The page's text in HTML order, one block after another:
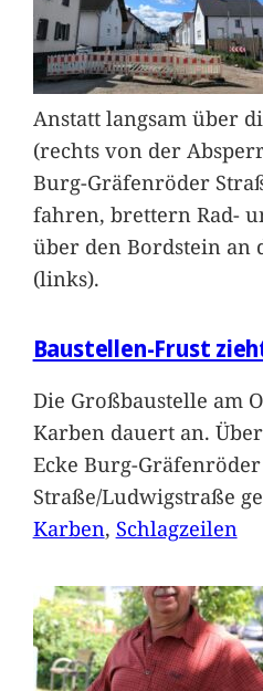
Anstatt langsam über
(rechts von der
Burg-Gräfenröder
fahren, brettern Rad-
über den Bordstein an
(links).
Baustellen-Frust
Die Großbaustelle am
Karben dauert an.
Ecke Burg-Gräfenröder
Straße/Ludwigstraße
Karben, Schlagzeilen